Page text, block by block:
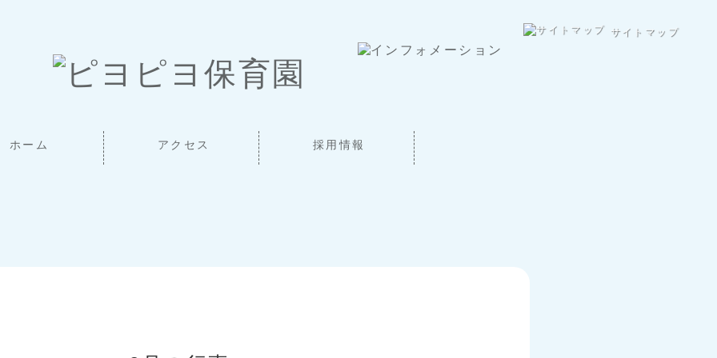
サイトマップ
ホーム アクセス 採用情報